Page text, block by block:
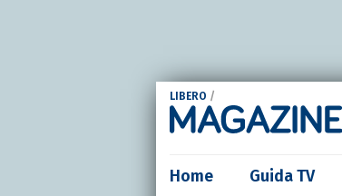
LIBERO /
Home Guida TV